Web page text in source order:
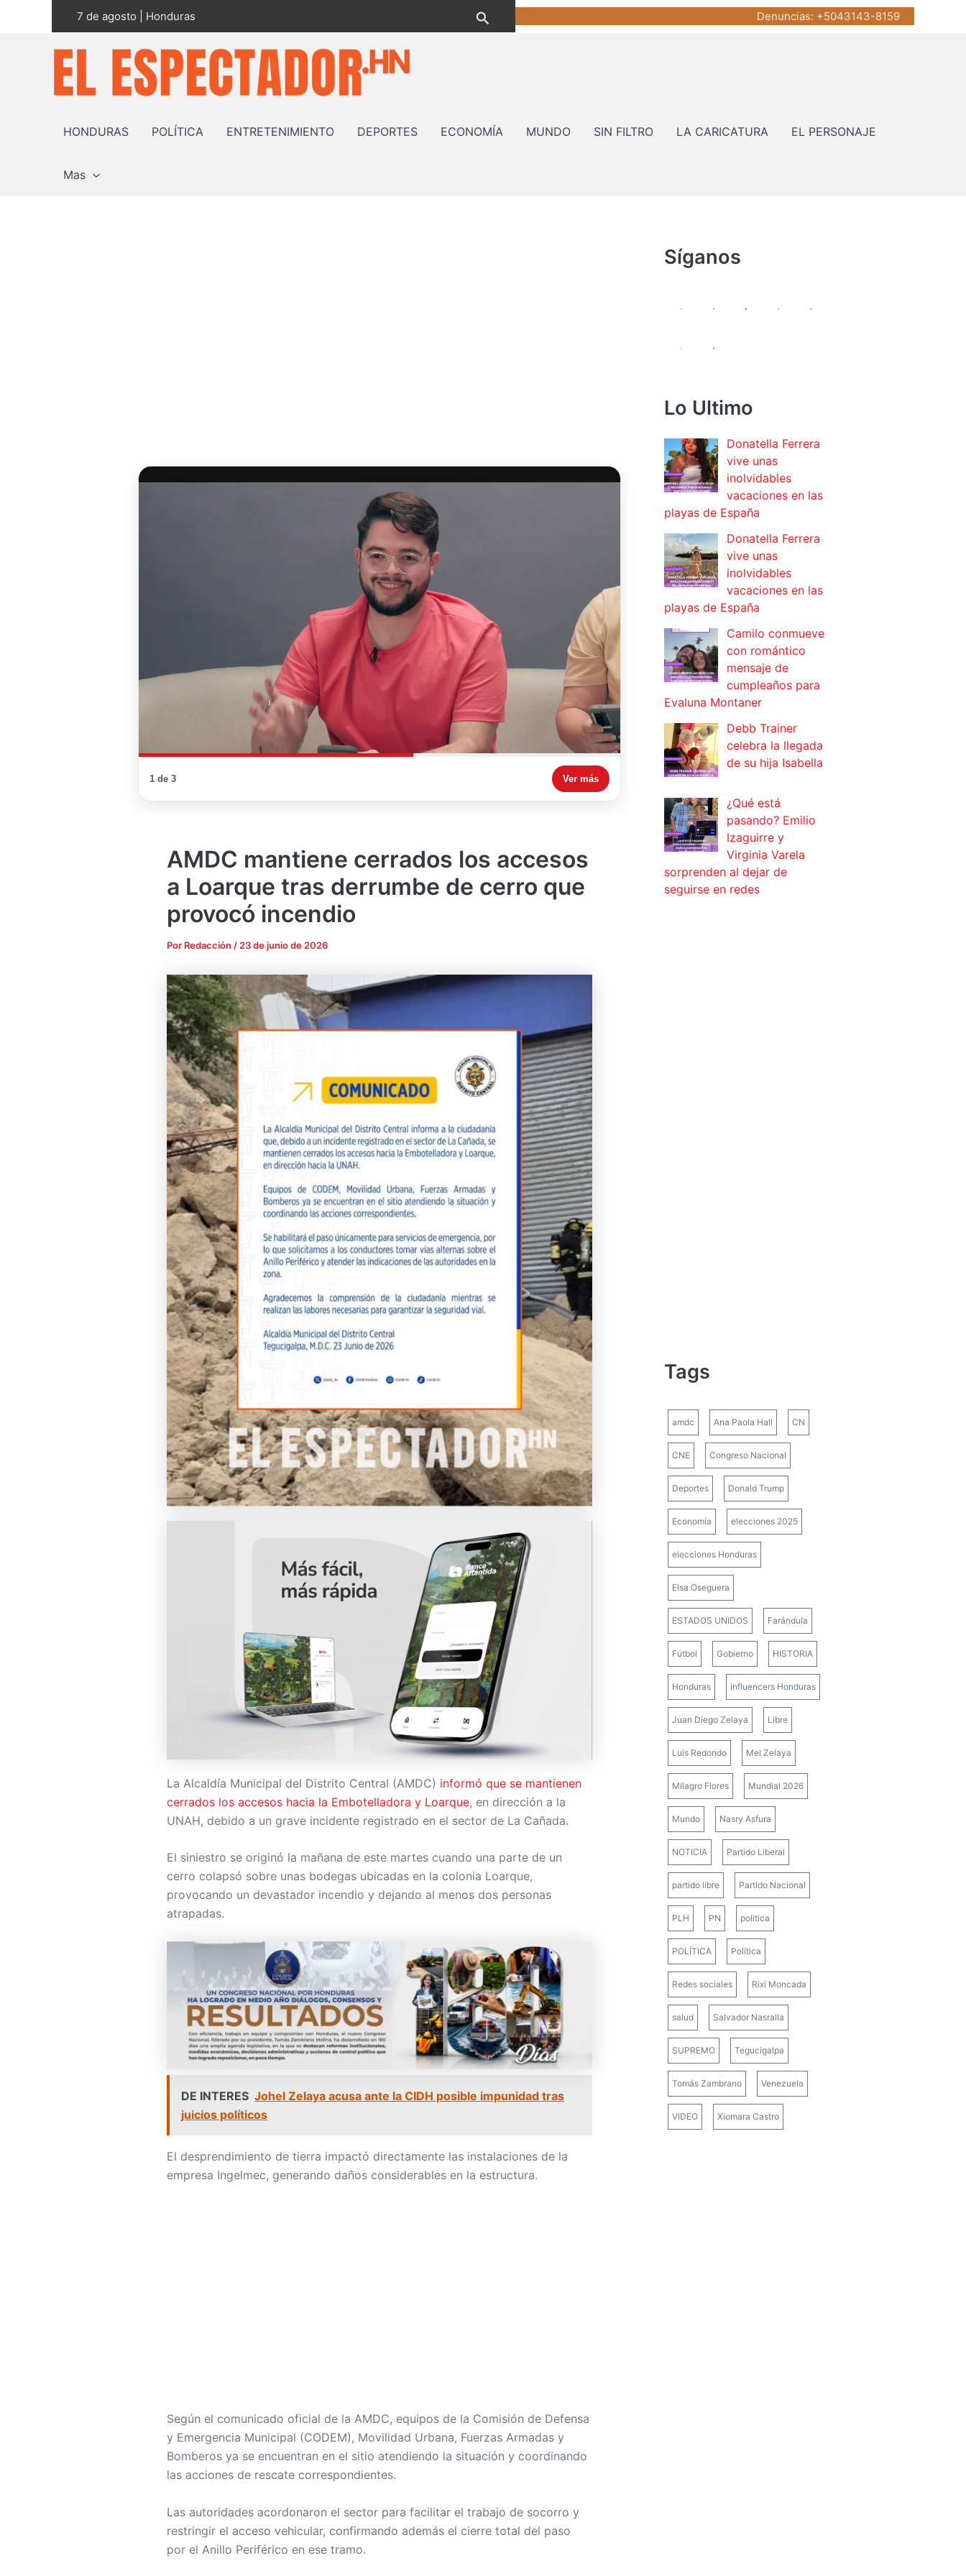
7 de agosto | Honduras Buscar Denuncias: +5043143-8159
HONDURAS POLÍTICA ENTRETENIMIENTO DEPORTES ECONOMÍA MUNDO SIN FILTRO LA CARICATURA EL PERSONAJE
Mas
1 de 3 Ver más
AMDC mantiene cerrados los accesos
a Loarque tras derrumbe de cerro que
provocó incendio
Por Redacción / 23 de junio de 2026
La Alcaldía Municipal del Distrito Central (AMDC) informó que se mantienen
cerrados los accesos hacia la Embotelladora y Loarque, en dirección a la
UNAH, debido a un grave incidente registrado en el sector de La Cañada.
El siniestro se originó la mañana de este martes cuando una parte de un
cerro colapsó sobre unas bodegas ubicadas en la colonia Loarque,
provocando un devastador incendio y dejando al menos dos personas
atrapadas.
DE INTERES Johel Zelaya acusa ante la CIDH posible impunidad tras
juicios políticos
El desprendimiento de tierra impactó directamente las instalaciones de la
empresa Ingelmec, generando daños considerables en la estructura.
Según el comunicado oficial de la AMDC, equipos de la Comisión de Defensa
y Emergencia Municipal (CODEM), Movilidad Urbana, Fuerzas Armadas y
Bomberos ya se encuentran en el sitio atendiendo la situación y coordinando
las acciones de rescate correspondientes.
Las autoridades acordonaron el sector para facilitar el trabajo de socorro y
restringir el acceso vehicular, confirmando además el cierre total del paso
por el Anillo Periférico en ese tramo.
Síganos
Lo Ultimo
Donatella Ferrera
vive unas
inolvidables
vacaciones en las
playas de España
Donatella Ferrera
vive unas
inolvidables
vacaciones en las
playas de España
Camilo conmueve
con romántico
mensaje de
cumpleaños para
Evaluna Montaner
Debb Trainer
celebra la llegada
de su hija Isabella
¿Qué está
pasando? Emilio
Izaguirre y
Virginia Varela
sorprenden al dejar de
seguirse en redes
Tags
amdc Ana Paola Hall CN
CNE Congreso Nacional
Deportes Donald Trump
Economía elecciones 2025
elecciones Honduras
Elsa Oseguera
ESTADOS UNIDOS Farándula
Fútbol Gobierno HISTORIA
Honduras influencers Honduras
Juan Diego Zelaya Libre
Luis Redondo Mel Zelaya
Milagro Flores Mundial 2026
Mundo Nasry Asfura
NOTICIA Partido Liberal
partido libre Partido Nacional
PLH PN politica
POLÍTICA Política
Redes sociales Rixi Moncada
salud Salvador Nasralla
SUPREMO Tegucigalpa
Tomás Zambrano Venezuela
VIDEO Xiomara Castro